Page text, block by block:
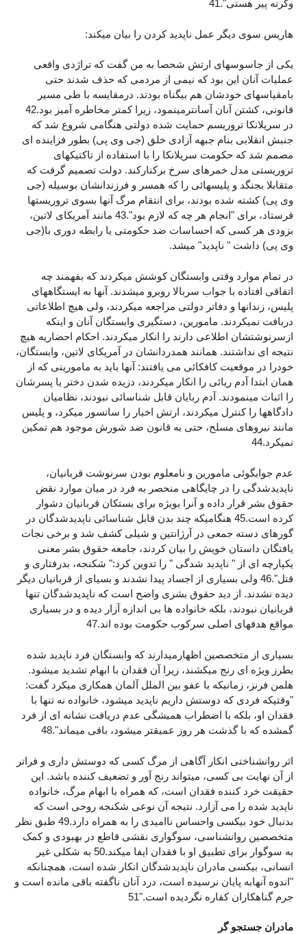
وگرنه پیر هستی".41
هاریس سوی دیگر عمل ناپدید کردن را بیان میکند:
یکی از جاسوسهای ارتش شحصا به من گفت که تراژدی واقعی
عملیات آنان این بود که نیمی از مردمی که حذف شدند حتی
بامقیاسهای خودشان هم بیگناه بودتد. درمقایسه با طی مسیر
قانونی، کشتن آنان آسانترمینمود، زیرا کمتر مخاطره آمیز بود.42
در سریلانکا تروریسم حمایت شده دولتی هنگامی شروع شد که
جنبش انقلابی بنام جبهه آزادی خلق (جی وی پی) بطور فزاینده ای
مصمم شد که حکومت سریلانکا را با استفاده از تاکتیکهای
تروریستی مدل خمرهای سرخ برکنارکند. دولت تصمیم گرفت که
متقابلا بجنگد و پلیسهائی را که همسر و فرزندانشان بوسیله (جی
وی پی) کشته شده بودند، برای انتقام مرگ آنها بسوی تروریستها
فرستاد، برای "انجام هر چه که لازم بود".43 مانند آمریکای لاتین،
بزودی هر کسی که احساسات ضد حکومتی یا رابطه دوری با(جی
وی پی) داشت " ناپدید" میشد.
در تمام موارد وقتی وابستگان کوشش میکردند که بفهمند چه
اتفاقی افتاده با جواب سربالا روبرو میشدند. آنها به ایستگاههای
پلیس، زندانها و دفاتر دولتی مراجعه میکردند، ولی هیچ اطلاعاتی
دربافت نمیکردند. مامورین، دستگیری وابستگان آنان و اینکه
ازسرنوشتشان اطلاعی دارند را انکار میکردند. احکام احضاریه هیچ
نتیجه ای نداشتند. همانند همدردانشان در آمریکای لاتین، وابستگان،
خودرا در موقعیت کافکائی می یافتند: آنها باید به مامورینی که از
همان ابتدا آدم ریائی را انکار میکردند، دزیده شدن دختر یا پسرشان
را اثبات مینمودند. آدم ربایان قابل شناسائی نبودند، نظامیان
دادگاهها را کنترل میکردند، ارتش اخبار را سانسور میکرد، و پلیس
مانند نیروهای مسلح، حتی به قانون ضد شورش موجود هم تمکین
نمیکرد.44
عدم جوابگوئی مامورین و نامعلوم بودن سرنوشت قربانیان،
ناپدیدشدگی را در چایگاهی منحصر به فرد در میان موارد نقض
حقوق بشر قرار داده و آنرا بویژه برای بستکان قربانیان دشوار
کرده است.45 هنگامیکه چند بدن قابل شناسائی ناپدیدشدگان در
گورهای دسته جمعی در آرژانتین و شیلی کشف شد و برخی نجات
یافتگان داستان خویش را بیان کردند، جامعه حقوق بشر معنی
یکپارچه ای از " ناپدید شدگی " را تدوین کرد:" شکنجه، بدرفتاری و
قتل".46 ولی بسیاری از اجساد پیدا نشدند و بسیای از قربانیان دیگر
دیده نشدند. از دید حقوق بشری واضح است که ناپدیدشدگان تنها
قربانیان نبودند، بلکه خانواده ها بی اندازه آزار دیده و در بسیاری
مواقع هدفهای اصلی سرکوب حکومت بوده اند.47
بسیاری از متخصصین اظهارمیدارند که وابستگان فرد ناپدید شده
بطرز ویژه ای رنج میکشند، زیرا آن فقدان با ابهام تشدید میشود.
هلمن فرنز، زمانیکه با عفو بین الملل آلمان همکاری میکرد گفت:
"وقتیکه فردی که دوستش داریم ناپدید میشود، خانواده نه تنها با
فقدان او، بلکه با اضطراب همیشگی عدم دریافت نشانه ای از فرد
گمشده که با گذشت هر روز عمیقتر میشود، باقی میماند".48
اثر روانشناختی انکار آگاهی از مرگ کسی که دوستش داری و فراتر
از آن نهایت بی کسی، میتواند رنج آور و تضعیف کننده باشد. این
حقیقت خرد کننده فقدان است، که همراه با ابهام مرگ، خانواده
ناپدید شده را می آزارد. نتیجه آن نوعی شکنجه روحی است که
بدنبال خود بیکسی واحساس ناامیدی را به همراه دارد.49 طبق نظر
متخصصین روانشناسی، سوگواری نقشی قاطع در بهبودی و کمک
به سوگوار برای تطبیق او با فقدان ایفا میکند.50 به شکلی غیر
انسانی، بیکسی مادران ناپدیدشدگان انکار شده است، همچنانکه
"اندوه آنهابه پایان نرسیده است، درد آنان ناگفته باقی مانده است و
جرم گناهکاران کفاره نگردیده است."51
مادران جستجو گر